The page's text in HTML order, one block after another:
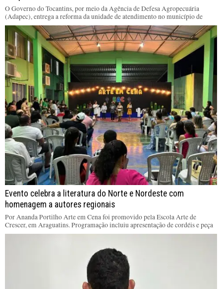
O Governo do Tocantins, por meio da Agência de Defesa Agropecuária
(Adapec), entrega a reforma da unidade de atendimento no município de
Evento celebra a literatura do Norte e Nordeste com
homenagem a autores regionais
Por Ananda Portilho Arte em Cena foi promovido pela Escola Arte de
Crescer, em Araguatins. Programação incluiu apresentação de cordéis e peça